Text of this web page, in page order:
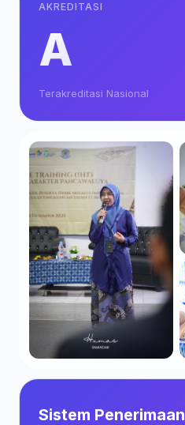
AKREDITASI
A
Terakreditasi Nasional
Sistem